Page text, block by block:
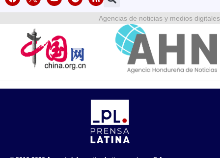
Agencias de noticias y medios digitales